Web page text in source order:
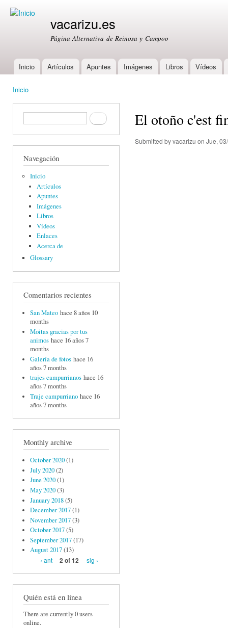
vacarizu.es
Página Alternativa de Reinosa y Campoo
Main menu
Inicio Artículos Apuntes Imágenes Libros Vídeos
Inicio
Formulario de búsquedaBuscar
Navegación
Inicio
Artículos
Apuntes
Imágenes
Libros
Vídeos
Enlaces
Acerca de
Glossary
Comentarios recientes
San Mateo hace 8 años 10
months
Moitas gracias por tus
animos hace 16 años 7
months
Galería de fotos hace 16
años 7 months
trajes campurrianos hace 16
años 7 months
Traje campurriano hace 16
años 7 months
Monthly archive
October 2020(1)
July 2020(2)
June 2020(1)
May 2020(3)
January 2018(5)
December 2017(1)
November 2017(3)
October 2017(5)
September 2017(17)
August 2017(13)
‹ ant
2 of 12 sig ›
Quién está en línea
There are currently 0 users
online.
El otoño c'est
Submitted byvacarizu on Jue,